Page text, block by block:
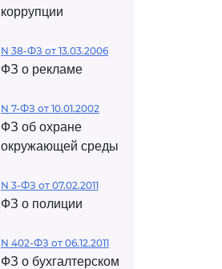
коррупции
N 38-ФЗ от 13.03.2006
ФЗ о рекламе
N 7-ФЗ от 10.01.2002
ФЗ об охране
окружающей среды
N 3-ФЗ от 07.02.2011
ФЗ о полиции
N 402-ФЗ от 06.12.2011
ФЗ о бухгалтерском